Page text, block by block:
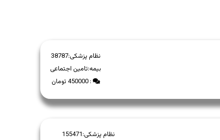
نظام پزشکی:38787
بیمه:تامین اجتماعی
: 450000 تومان
نظام پزشکی:155471